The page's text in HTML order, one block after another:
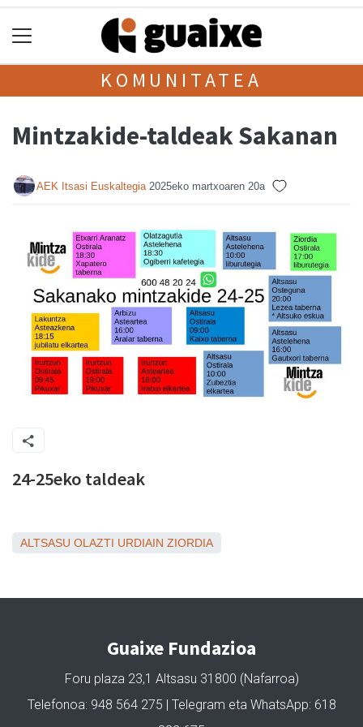
KOMUNITATEA
Mintzakide-taldeak Sakanan
AEK Itsasi Euskaltegia 2025eko martxoaren 20a
24-25eko taldeak
ALTSASU OLAZTI URDIAIN ZIORDIA
Guaixe Fundazioa
Foru plaza 23,1 Altsasu 31800 (Nafarroa)
Telefonoa: 948 564 275 | Telegram eta WhatsApp: 618